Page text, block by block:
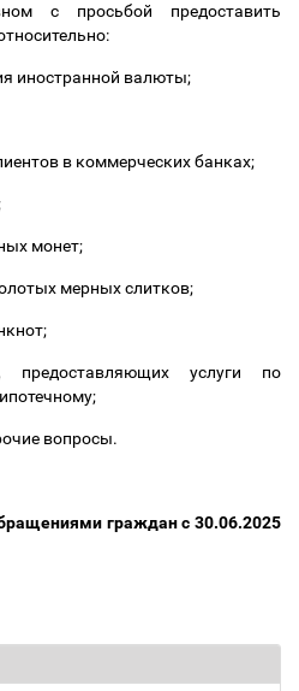
с просьбой предоставить
иностранной валюты;
в коммерческих банках;
монет;
мерных слитков;
предоставляющих услуги по
вопросы.
граждан с 30.06.2025